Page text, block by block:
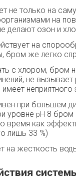
не только на
на
делают озон и
на
бром же легко
с хлором, бром
не
неприятного
при большем
уровне pH 8 бром
время как
лишь 33 %)
на жесткость